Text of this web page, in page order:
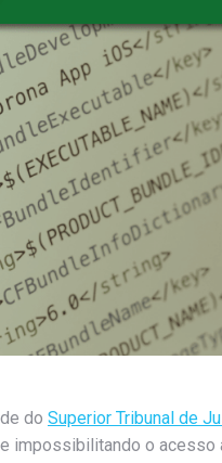
do Superior Tribunal de
impossibilitando o